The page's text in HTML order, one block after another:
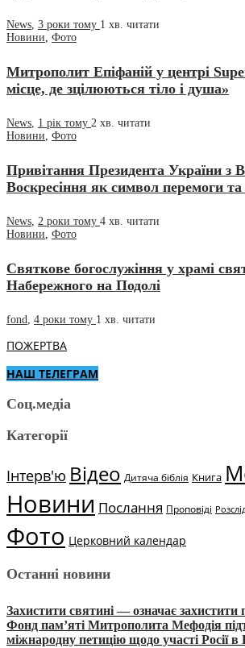
News, 3 роки тому 1 хв. читати
Новини, Фото
Митрополит Епіфаній у центрі
місце, де зцілюються тіло і душа»
News 1 рік тому 2 хв. читати
Новини Фото
Привітання Президента України з
Воскресіння як символ перемоги
News 2 роки тому 4 хв. читати
Новини Фото
Святкове богослужіння у храмі
Набережного на Подолі
fond 4 роки тому 1 хв. читати
ПОЖЕРТВА
НАШ ТЕЛЕГРАМ
Соц.медіа
Категорії
Інтерв'ю Відео Дитяча біблія Книга
Новини Послання Проповіді
Фото Церковний календар
Останні новини
Захистити святині — означає захистити
Фонд пам’яті Митрополита Мефодія
міжнародну петицію щодо участі